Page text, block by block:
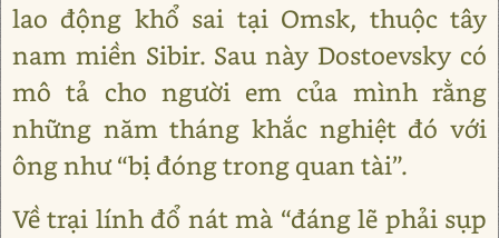
lao động khổ sai tại Omsk, thuộc tây
nam miền Sibir. Sau này Dostoevsky có
mô tả cho người em của mình rằng
những năm tháng khắc nghiệt đó với
ông như “bị đóng trong quan tài”.
Về trại lính đổ nát mà “đáng lẽ phải sụp